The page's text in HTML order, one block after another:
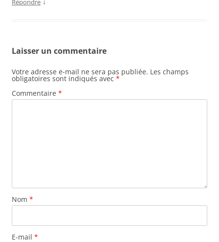
Répondre
Laisser un commentaire
Votre adresse e-mail ne sera pas publiée. Les champs
obligatoires sont indiqués avec *
Commentaire *
Nom *
E-mail *